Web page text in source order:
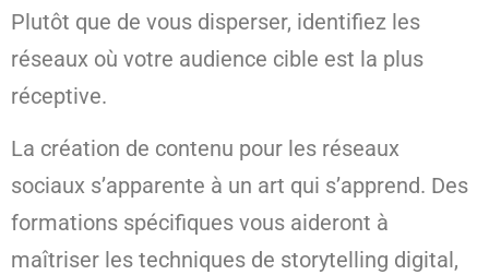
Plutôt que de vous disperser, identifiez les
réseaux où votre audience cible est la plus
réceptive.
La création de contenu pour les réseaux
sociaux s’apparente à un art qui s’apprend. Des
formations spécifiques vous aideront à
maîtriser les techniques de storytelling digital,